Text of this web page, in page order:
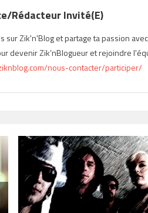
Rédacteur Invité(e)
sur Zik'n'Blog et partage ta passion
devenir Zik’nBlogueur et rejoindre
nous-contacter/participer/